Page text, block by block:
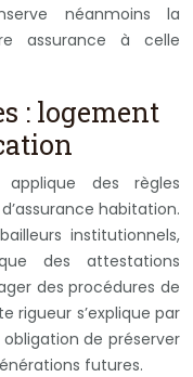
néanmoins la
assurance à celle
: logement
des règles
habitation.
institutionnels,
des attestations
des procédures de
rigueur s’explique par
de préserver
futures.